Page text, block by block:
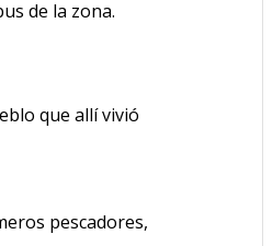
de la zona.
que allí vivió
pescadores,